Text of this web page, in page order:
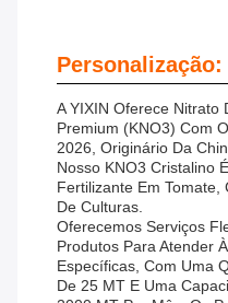
Personalização:
A YIXIN Oferece Nitrato
Premium (KNO3) Com
2026, Originário Da
Nosso KNO3 Cristalino
Fertilizante Em Tomate,
De Culturas.
Oferecemos Serviços
Produtos Para Atender
Específicas, Com Uma
De 25 MT E Uma